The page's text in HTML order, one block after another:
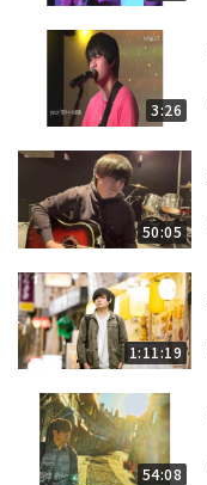
3:26
50:05
1:11:19
54:08